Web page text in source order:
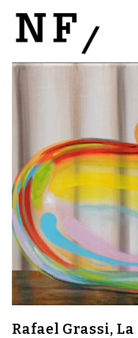
Rafael Grassi,